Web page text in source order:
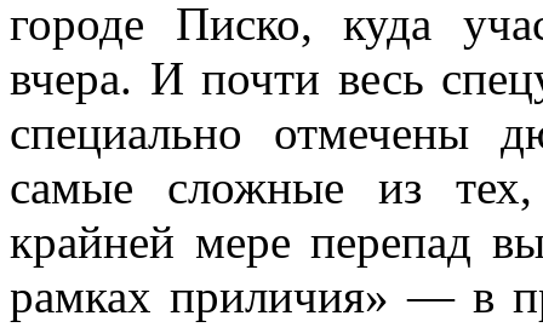
городе Писко, куда
вчера. И почти весь
специально отмечены
самые сложные из
крайней мере перепад
рамках приличия» — в